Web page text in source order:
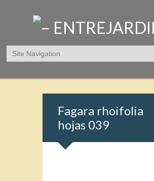
Fagara rhoifolia
hojas 039